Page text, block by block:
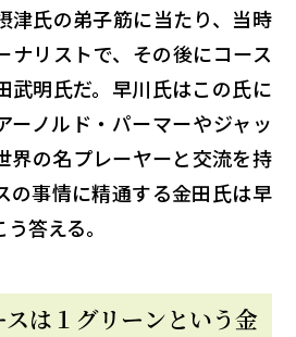
津氏の弟子筋に当たり、当時
ナリストで、その後にコース
武明氏だ。早川氏はこの氏に
ーノルド・パーマーやジャッ
界の名プレーヤーと交流を持
の事情に精通する金田氏は早
答える。
は１グリーンという金